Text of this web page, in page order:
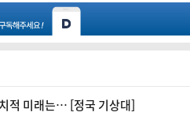
적 미래는… [정국 기상대]